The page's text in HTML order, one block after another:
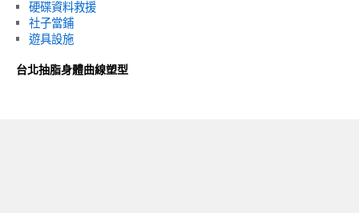
硬碟資料救援
社子當鋪
遊具設施
台北抽脂身體曲線塑型